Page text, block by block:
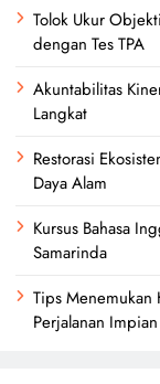
Tolok Ukur
dengan Tes TPA
Akuntabilitas
Langkat
Restorasi
Daya Alam
Kursus Bahasa
Samarinda
Tips Menemukan
Perjalanan Impian